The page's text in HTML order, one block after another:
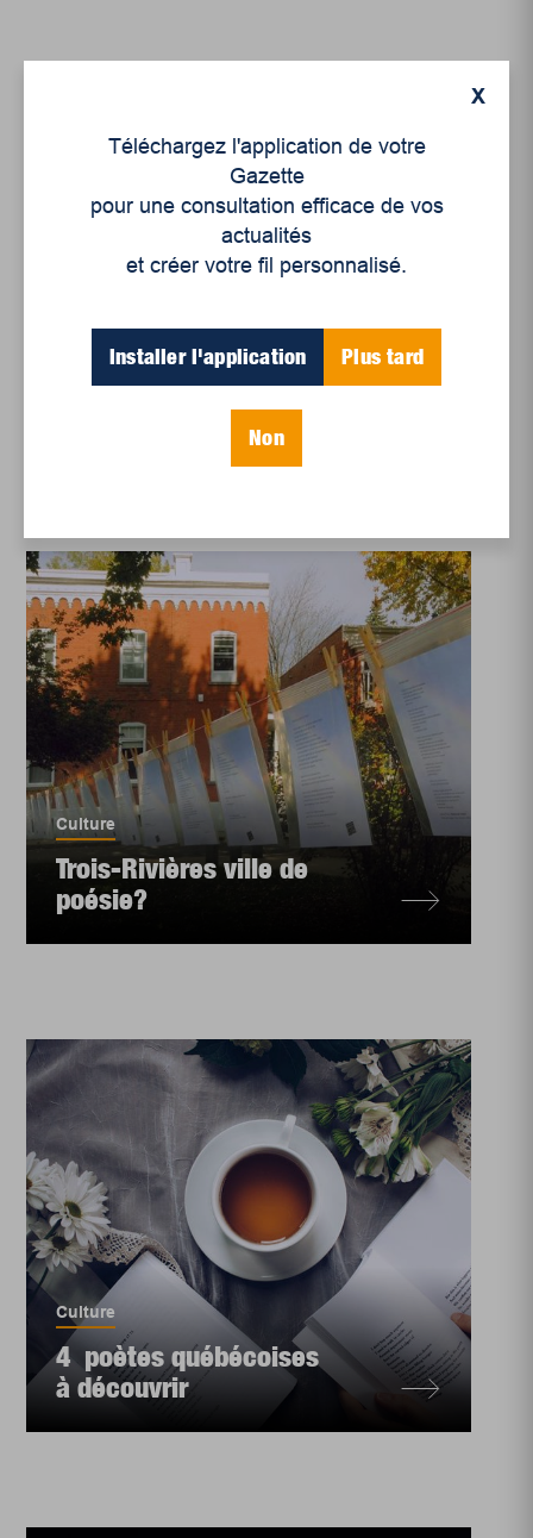
Suggestions de nos
libraires – septembre
Culture
Trois-Rivières ville de
poésie?
Culture
4 poètes québécoises
à découvrir
X
Téléchargez l'application de votre
Gazette
pour une consultation efficace de vos
actualités
et créer votre fil personnalisé.
Installer l'application Plus tard
Non